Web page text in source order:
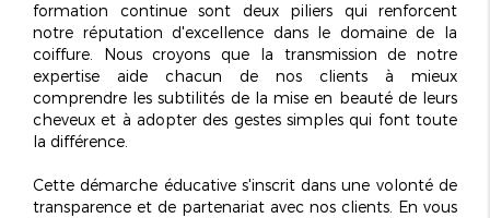
formation continue sont deux piliers qui renforcent
notre réputation d'excellence dans le domaine de la
coiffure. Nous croyons que la transmission de notre
expertise aide chacun de nos clients à mieux
comprendre les subtilités de la mise en beauté de leurs
cheveux et à adopter des gestes simples qui font toute
la différence.
Cette démarche éducative s'inscrit dans une volonté de
transparence et de partenariat avec nos clients. En vous